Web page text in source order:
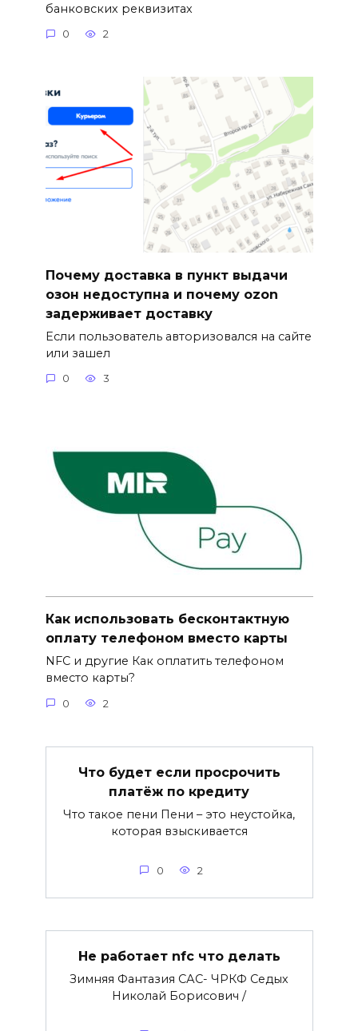
банковских реквизитах
0 2
Почему доставка в пункт выдачи
озон недоступна и почему ozon
задерживает доставку
Если пользователь авторизовался на сайте
или зашел
0 3
Как использовать бесконтактную
оплату телефоном вместо карты
NFC и другие Как оплатить телефоном
вместо карты?
0 2
Что будет если просрочить
платёж по кредиту
Что такое пени Пени – это неустойка,
которая взыскивается
0 2
Не работает nfc что делать
Зимняя Фантазия САС- ЧРКФ Седых
Николай Борисович /